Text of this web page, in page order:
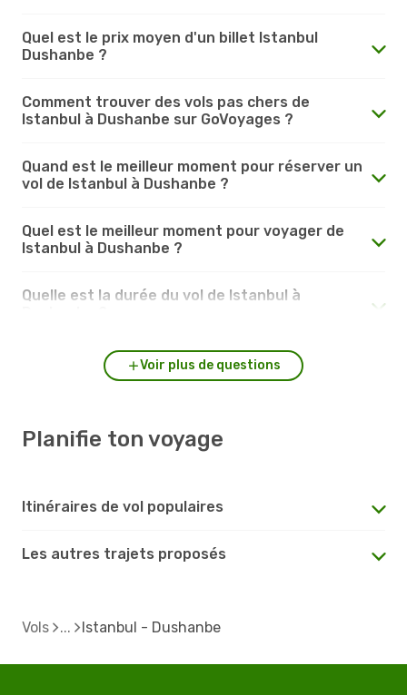
Quel est le prix moyen d'un billet Istanbul
Dushanbe ?
Comment trouver des vols pas chers de
Istanbul à Dushanbe sur GoVoyages ?
Quand est le meilleur moment pour réserver un
vol de Istanbul à Dushanbe ?
Quel est le meilleur moment pour voyager de
Istanbul à Dushanbe ?
Quelle est la durée du vol de Istanbul à
Voir plus de questions
Planifie ton voyage
Itinéraires de vol populaires
Les autres trajets proposés
Vols Istanbul - Dushanbe